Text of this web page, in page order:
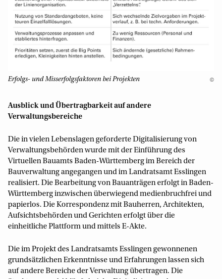
Erfolgs- und Misserfolgsfaktoren bei Projekten ©
Ausblick und Übertragbarkeit auf andere
Verwaltungsbereiche
Die in vielen Lebenslagen geforderte Digitalisierung von
Verwaltungsbehörden wurde mit der Einführung des
Virtuellen Bauamts Baden-Württemberg im Bereich der
Bauverwaltung angegangen und im Landratsamt Esslingen
realisiert. Die Bearbeitung von Bauanträgen erfolgt in Baden-
Württemberg inzwischen überwiegend medienbruchfrei und
papierlos. Die Korrespondenz mit Bauherren, Architekten,
Aufsichtsbehörden und Gerichten erfolgt über die
einheitliche Plattform und mittels E-Akte.
Die im Projekt des Landratsamts Esslingen gewonnenen
grundsätzlichen Erkenntnisse und Erfahrungen lassen sich
auf andere Bereiche der Verwaltung übertragen. Die